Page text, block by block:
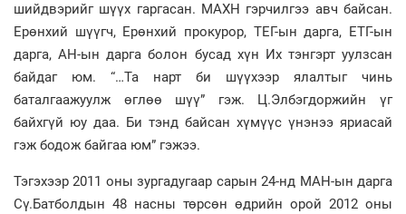
шийдвэрийг шүүх гаргасан. МАХН гэрчилгээ авч байсан.
Ерөнхий шүүгч, Ерөнхий прокурор, ТЕГ-ын дарга, ЕТГ-ын
дарга, АН-ын дарга болон бусад хүн Их тэнгэрт уулзсан
байдаг юм. “…Та нарт би шүүхээр ялалтыг чинь
баталгаажуулж өглөө шүү” гэж. Ц.Элбэгдоржийн үг
байхгүй юу даа. Би тэнд байсан хүмүүс үнэнээ яриасай
гэж бодож байгаа юм” гэжээ.
Тэгэхээр 2011 оны зургадугаар сарын 24-нд МАН-ын дарга
Сү.Батболдын 48 насны төрсөн өдрийн орой 2012 оны